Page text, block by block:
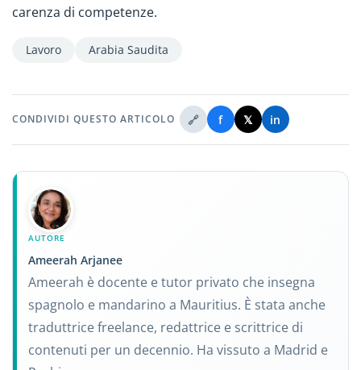
carenza di competenze.
Lavoro Arabia Saudita
CONDIVIDI QUESTO ARTICOLO 🔗 f 𝕏 in
AUTORE
Ameerah Arjanee
Ameerah è docente e tutor privato che insegna
spagnolo e mandarino a Mauritius. È stata anche
traduttrice freelance, redattrice e scrittrice di
contenuti per un decennio. Ha vissuto a Madrid e